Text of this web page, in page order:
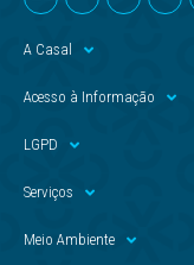
A Casal
Acesso à Informação
LGPD
Serviços
Meio Ambiente